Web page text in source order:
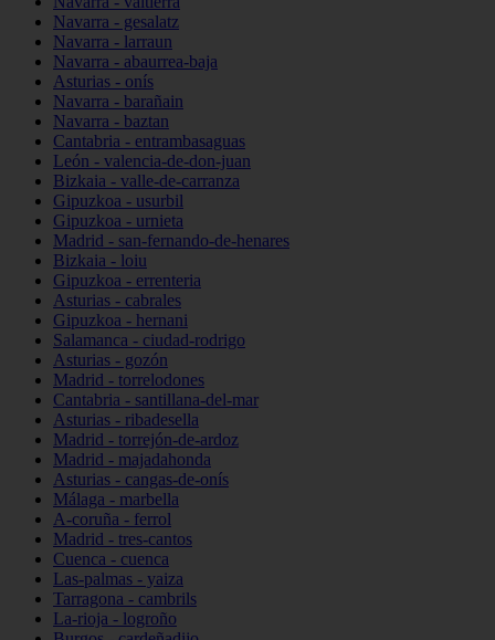
Navarra - gesalatz
Navarra - larraun
Navarra - abaurrea-baja
Asturias - onís
Navarra - barañain
Navarra - baztan
Cantabria - entrambasaguas
León - valencia-de-don-juan
Bizkaia - valle-de-carranza
Gipuzkoa - usurbil
Gipuzkoa - urnieta
Madrid - san-fernando-de-henares
Bizkaia - loiu
Gipuzkoa - errenteria
Asturias - cabrales
Gipuzkoa - hernani
Salamanca - ciudad-rodrigo
Asturias - gozón
Madrid - torrelodones
Cantabria - santillana-del-mar
Asturias - ribadesella
Madrid - torrejón-de-ardoz
Madrid - majadahonda
Asturias - cangas-de-onís
Málaga - marbella
A-coruña - ferrol
Madrid - tres-cantos
Cuenca - cuenca
Las-palmas - yaiza
Tarragona - cambrils
La-rioja - logroño